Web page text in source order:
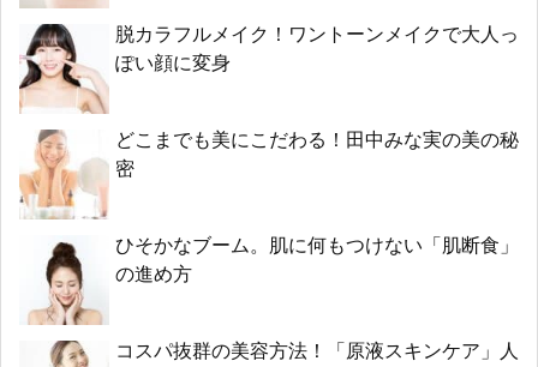
脱カラフルメイク！ワントーンメイクで大人っ
ぽい顔に変身
どこまでも美にこだわる！田中みな実の美の秘
密
ひそかなブーム。肌に何もつけない「肌断食」
の進め方
コスパ抜群の美容方法！「原液スキンケア」人